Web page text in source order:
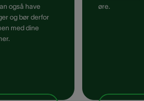
også have
og bør derfor
med dine
øre.